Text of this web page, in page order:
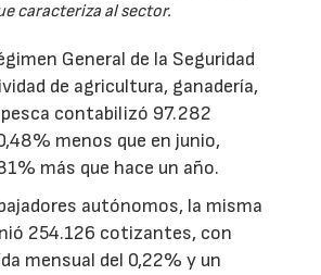
caracteriza al sector.
General de la Seguridad
de agricultura, ganadería,
contabilizó 97.282
menos que en junio,
más que hace un año.
autónomos, la misma
254.126 cotizantes, con
mensual del 0,22% y un